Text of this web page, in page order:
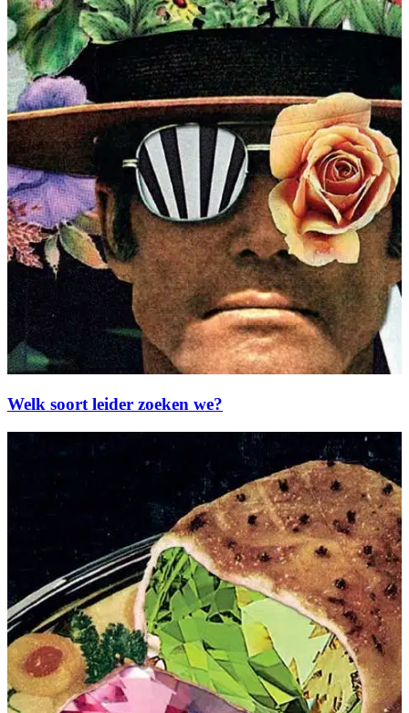
Welk soort leider zoeken we?